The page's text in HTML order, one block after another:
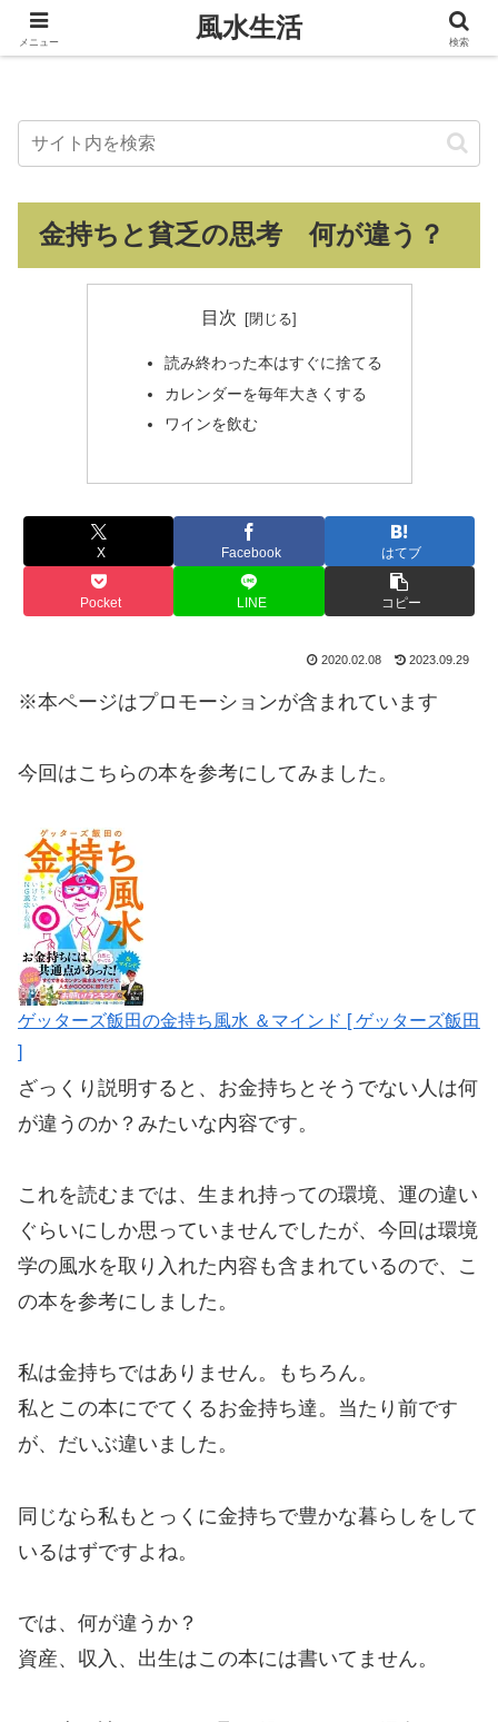
風水生活
金持ちと貧乏の思考 何が違う？
目次
読み終わった本はすぐに捨てる
カレンダーを毎年大きくする
ワインを飲む
X Facebook はてブ
Pocket LINE コピー
2020.02.08 2023.09.29
※本ページはプロモーションが含まれています
今回はこちらの本を参考にしてみました。
ゲッターズ飯田の金持ち風水 ＆マインド [ ゲッターズ飯田
]
ざっくり説明すると、お金持ちとそうでない人は何
が違うのか？みたいな内容です。
これを読むまでは、生まれ持っての環境、運の違い
ぐらいにしか思っていませんでしたが、今回は環境
学の風水を取り入れた内容も含まれているので、こ
の本を参考にしました。
私は金持ちではありません。もちろん。
私とこの本にでてくるお金持ち達。当たり前です
が、だいぶ違いました。
同じなら私もとっくに金持ちで豊かな暮らしをして
いるはずですよね。
では、何が違うか？
資産、収入、出生はこの本には書いてません。
メニュー 風水生活 検索